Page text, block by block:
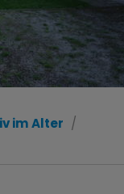
im Alter